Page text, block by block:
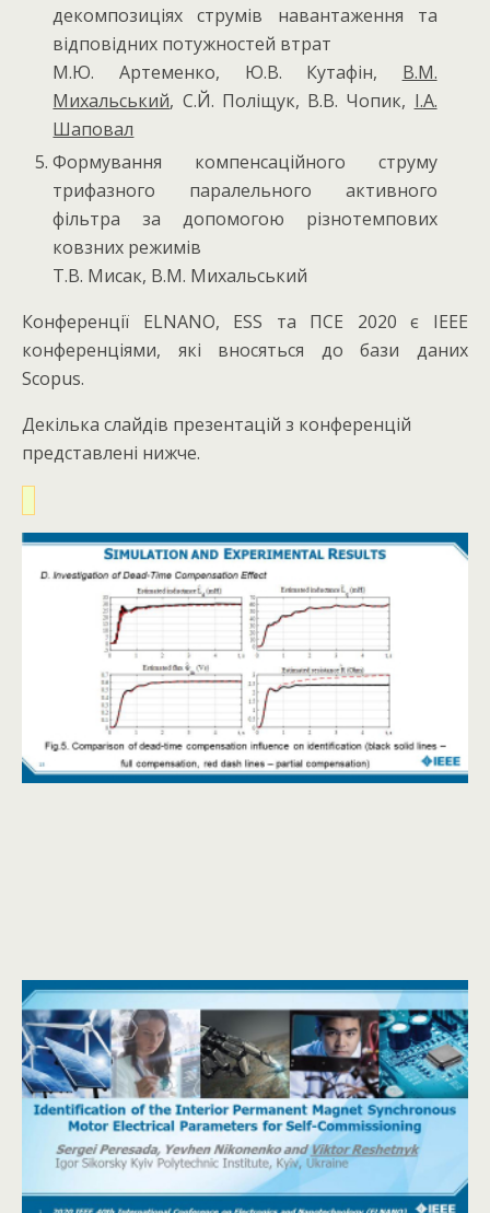
декомпозиціях струмів навантаження та
відповідних потужностей втрат
М.Ю. Артеменко, Ю.В. Кутафін, В.М.
Михальський, С.Й. Поліщук, В.В. Чопик, І.А.
Шаповал
Формування компенсаційного струму
трифазного паралельного активного
фільтра за допомогою різнотемпових
ковзних режимів
Т.В. Мисак, В.М. Михальський
Конференції ELNANO, ESS та ПСЕ 2020 є IEEE
конференціями, які вносяться до бази даних
Scopus.
Декілька слайдів презентацій з конференцій
представлені нижче.